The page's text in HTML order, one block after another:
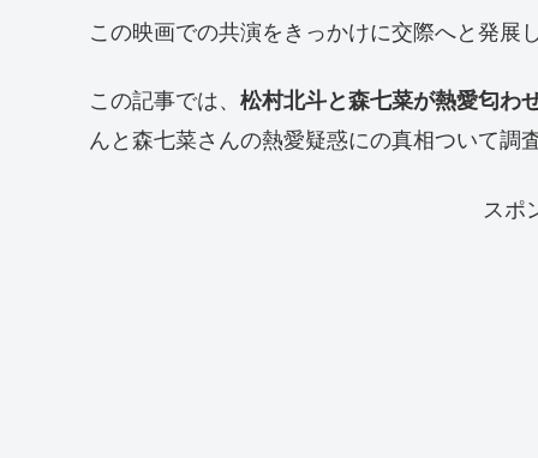
この映画での共演をきっかけに交際へと発展
この記事では、 松村北斗と森七菜が熱愛匂わ
んと森七菜さんの熱愛疑惑にの真相ついて調
スポ